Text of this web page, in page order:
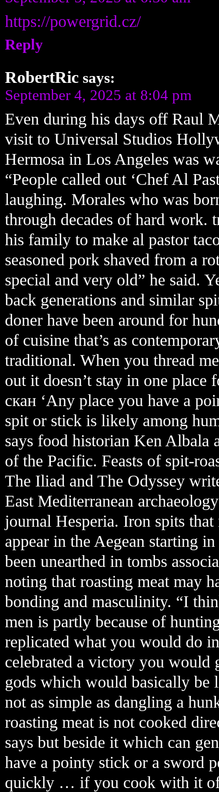
https://powergrid.cz/
Reply
RobertRic says:
September 4, 2025 at 8:04 pm
Even during his days off Raul
visit to Universal Studios
Hermosa in Los Angeles was
“People called out ‘Chef Al
laughing. Morales who was
through decades of hard work.
his family to make al pastor
seasoned pork shaved from a
special and very old” he said.
back generations and similar
doner have been around for
of cuisine that’s as
traditional. When you thread
out it doesn’t stay in one place
скан ‘Any place you have a
spit or stick is likely among
says food historian Ken Albala
of the Pacific. Feasts of spit-
The Iliad and The Odyssey
East Mediterranean
journal Hesperia. Iron spits
appear in the Aegean starting
been unearthed in tombs
noting that roasting meat may
bonding and masculinity. “I
men is partly because of
replicated what you would do
celebrated a victory you would
gods which would basically be
not as simple as dangling a
roasting meat is not cooked
says but beside it which can
have a pointy stick or a sword
quickly … if you cook with it